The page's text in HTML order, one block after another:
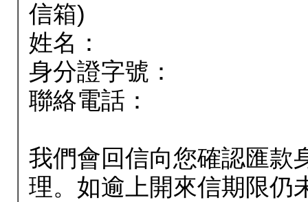
信箱)
姓名：
身分證字號：
聯絡電話：
我們會回信向您確認匯款
理。如逾上開來信期限仍